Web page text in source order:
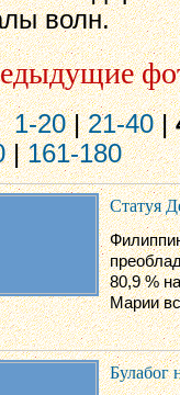
волн.
1-20|21-40|
|161-180
Статуя
80,9 %
Марии
Булабог